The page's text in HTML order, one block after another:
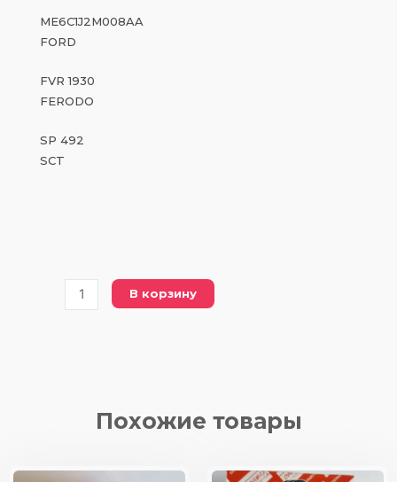
ME6C1J2M008AA
FORD
FVR 1930
FERODO
SP 492
SCT
Количество
товара
DYNAMAX)
задние
В корзину
Похожие товары